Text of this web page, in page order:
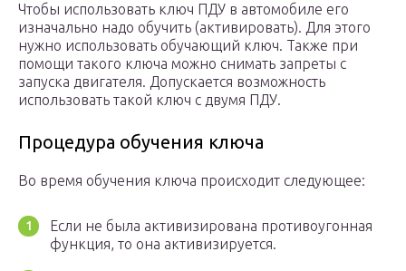
Чтобы использовать ключ ПДУ в автомобиле его
изначально надо обучить (активировать). Для этого
нужно использовать обучающий ключ. Также при
помощи такого ключа можно снимать запреты с
запуска двигателя. Допускается возможность
использовать такой ключ с двумя ПДУ.
Процедура обучения ключа
Во время обучения ключа происходит следующее:
Если не была активизирована противоугонная
функция, то она активизируется.